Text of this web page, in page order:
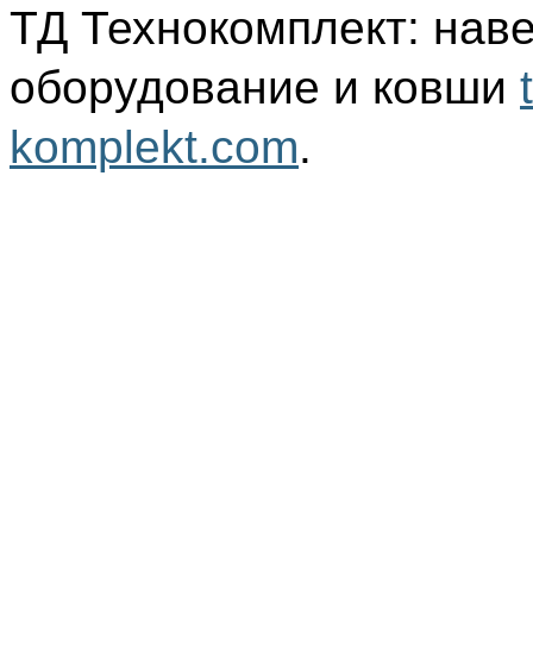
ТД Технокомплект:
оборудование и ковши
komplekt.com.